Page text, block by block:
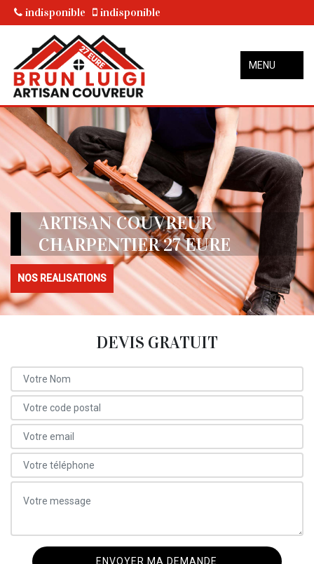
indisponible indisponible
MENU
ARTISAN COUVREUR
CHARPENTIER 27 EURE
NOS REALISATIONS
DEVIS GRATUIT